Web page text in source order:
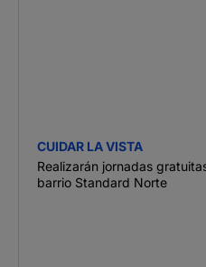
CUIDAR LA VISTA
Realizarán jornadas
barrio Standard Norte